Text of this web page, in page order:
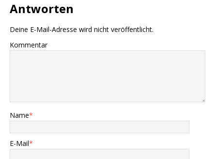
Antworten
Deine E-Mail-Adresse wird nicht veröffentlicht.
Kommentar
Name*
E-Mail*